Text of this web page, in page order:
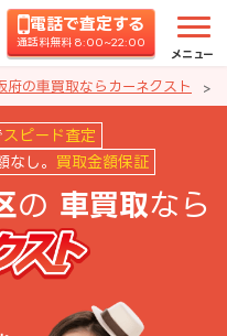
電話で査定する
通話料無料 8:00~22:00
メニュー
府の車買取ならカーネクスト
の車買取な
スピード査定
なし。 買取金額保証
の 車買取なら